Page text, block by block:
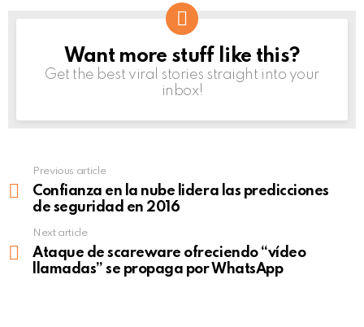
NEWSLETTER
Want more stuff like this?
Get the best viral stories straight into your
inbox!
more
Previous article
Confianza en la nube lidera las predicciones
de seguridad en 2016
Next article
Ataque de scareware ofreciendo “vídeo
llamadas” se propaga por WhatsApp